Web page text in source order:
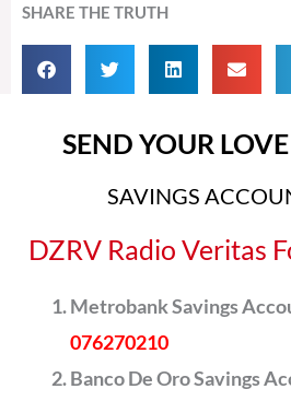
SHARE THE TRUTH
SEND YOUR
SAVINGS
DZRV Radio Veritas
Metrobank Savings
076270210
Banco De Oro Savings